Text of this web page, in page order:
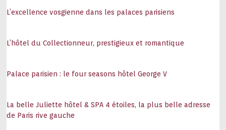
L’excellence vosgienne dans les palaces parisiens
L’hôtel du Collectionneur, prestigieux et romantique
Palace parisien : le four seasons hôtel George V
La belle Juliette hôtel & SPA 4 étoiles, la plus belle adresse
de Paris rive gauche